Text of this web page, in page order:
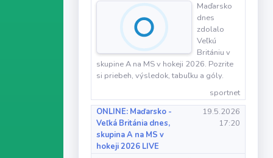
Maďarsko
dnes
zdolalo
Veľkú
Britániu v
skupine A na MS v hokeji 2026. Pozrite
si priebeh, výsledok, tabuľku a góly.
sportnet
ONLINE: Maďarsko -
Veľká Británia dnes,
skupina A na MS v
hokeji 2026 LIVE
19.5.2026
17:20